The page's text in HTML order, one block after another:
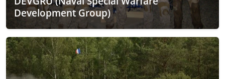
Development Group)